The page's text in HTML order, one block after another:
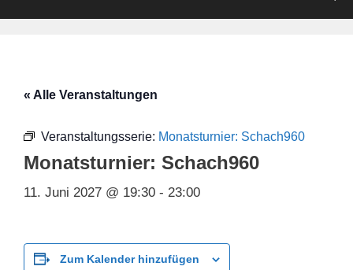
« Alle Veranstaltungen
Veranstaltungsserie: Monatsturnier: Schach960
Monatsturnier: Schach960
11. Juni 2027 @ 19:30 - 23:00
Zum Kalender hinzufügen